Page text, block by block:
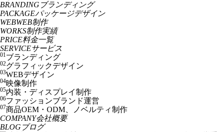
BRANDING ブランディング
PACKAGEパッケージデザイン
WEBWEB制作
WORKS制作実績
PRICE料金一覧
SERVICEサービス
01ブランディング
02グラフィックデザイン
03WEBデザイン
04映像制作
05内装・ディスプレイ制作
06ファッションブランド運営
07商品OEM・ODM、ノベルティ制作
COMPANY会社概要
BLOG ブログ